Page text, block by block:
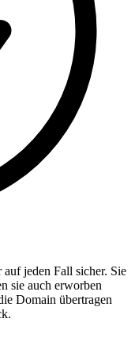
jeden Fall sicher. Sie
sie auch erworben
Domain übertragen